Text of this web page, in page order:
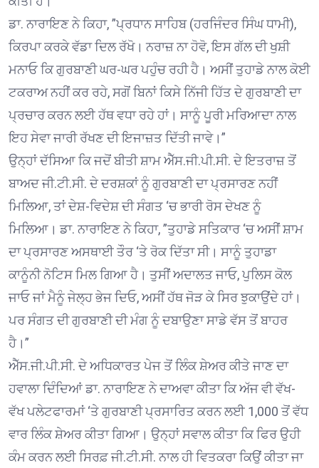
ਡਾ. ਨਾਰਾਇਣ ਨੇ ਕਿਹਾ, ”ਪ੍ਰਧਾਨ ਸਾਹਿਬ (ਹਰਜਿੰਦਰ ਸਿੰਘ ਧਾਮੀ),
ਕਿਰਪਾ ਕਰਕੇ ਵੱਡਾ ਦਿਲ ਰੱਖੋ। ਨਰਾਜ਼ ਨਾ ਹੋਵੋ, ਇਸ ਗੱਲ ਦੀ ਖੁਸ਼ੀ
ਮਨਾਓ ਕਿ ਗੁਰਬਾਣੀ ਘਰ-ਘਰ ਪਹੁੰਚ ਰਹੀ ਹੈ। ਅਸੀਂ ਤੁਹਾਡੇ ਨਾਲ ਕੋਈ
ਟਕਰਾਅ ਨਹੀਂ ਕਰ ਰਹੇ, ਸਗੋਂ ਬਿਨਾਂ ਕਿਸੇ ਨਿੱਜੀ ਹਿੱਤ ਦੇ ਗੁਰਬਾਣੀ ਦਾ
ਪ੍ਰਚਾਰ ਕਰਨ ਲਈ ਹੱਥ ਵਧਾ ਰਹੇ ਹਾਂ। ਸਾਨੂੰ ਪੂਰੀ ਮਰਿਆਦਾ ਨਾਲ
ਇਹ ਸੇਵਾ ਜਾਰੀ ਰੱਖਣ ਦੀ ਇਜਾਜ਼ਤ ਦਿੱਤੀ ਜਾਵੇ।”
ਉਨ੍ਹਾਂ ਦੱਸਿਆ ਕਿ ਜਦੋਂ ਬੀਤੀ ਸ਼ਾਮ ਐੱਸ.ਜੀ.ਪੀ.ਸੀ. ਦੇ ਇਤਰਾਜ਼ ਤੋਂ
ਬਾਅਦ ਜੀ.ਟੀ.ਸੀ. ਦੇ ਦਰਸ਼ਕਾਂ ਨੂੰ ਗੁਰਬਾਣੀ ਦਾ ਪ੍ਰਸਾਰਣ ਨਹੀਂ
ਮਿਲਿਆ, ਤਾਂ ਦੇਸ਼-ਵਿਦੇਸ਼ ਦੀ ਸੰਗਤ ‘ਚ ਭਾਰੀ ਰੋਸ ਦੇਖਣ ਨੂੰ
ਮਿਲਿਆ। ਡਾ. ਨਾਰਾਇਣ ਨੇ ਕਿਹਾ, ”ਤੁਹਾਡੇ ਸਤਿਕਾਰ ‘ਚ ਅਸੀਂ ਸ਼ਾਮ
ਦਾ ਪ੍ਰਸਾਰਣ ਅਸਥਾਈ ਤੌਰ ‘ਤੇ ਰੋਕ ਦਿੱਤਾ ਸੀ। ਸਾਨੂੰ ਤੁਹਾਡਾ
ਕਾਨੂੰਨੀ ਨੋਟਿਸ ਮਿਲ ਗਿਆ ਹੈ। ਤੁਸੀਂ ਅਦਾਲਤ ਜਾਓ, ਪੁਲਿਸ ਕੋਲ
ਜਾਓ ਜਾਂ ਮੈਨੂੰ ਜੇਲ੍ਹ ਭੇਜ ਦਿਓ, ਅਸੀਂ ਹੱਥ ਜੋੜ ਕੇ ਸਿਰ ਝੁਕਾਉਂਦੇ ਹਾਂ।
ਪਰ ਸੰਗਤ ਦੀ ਗੁਰਬਾਣੀ ਦੀ ਮੰਗ ਨੂੰ ਦਬਾਉਣਾ ਸਾਡੇ ਵੱਸ ਤੋਂ ਬਾਹਰ
ਹੈ।”
ਐੱਸ.ਜੀ.ਪੀ.ਸੀ. ਦੇ ਅਧਿਕਾਰਤ ਪੇਜ ਤੋਂ ਲਿੰਕ ਸ਼ੇਅਰ ਕੀਤੇ ਜਾਣ ਦਾ
ਹਵਾਲਾ ਦਿੰਦਿਆਂ ਡਾ. ਨਾਰਾਇਣ ਨੇ ਦਾਅਵਾ ਕੀਤਾ ਕਿ ਅੱਜ ਵੀ ਵੱਖ-
ਵੱਖ ਪਲੇਟਫਾਰਮਾਂ ‘ਤੇ ਗੁਰਬਾਣੀ ਪ੍ਰਸਾਰਿਤ ਕਰਨ ਲਈ 1,000 ਤੋਂ ਵੱਧ
ਵਾਰ ਲਿੰਕ ਸ਼ੇਅਰ ਕੀਤਾ ਗਿਆ। ਉਨ੍ਹਾਂ ਸਵਾਲ ਕੀਤਾ ਕਿ ਫਿਰ ਉਹੀ
ਕੰਮ ਕਰਨ ਲਈ ਸਿਰਫ਼ ਜੀ.ਟੀ.ਸੀ. ਨਾਲ ਹੀ ਵਿਤਕਰਾ ਕਿਉਂ ਕੀਤਾ ਜਾ